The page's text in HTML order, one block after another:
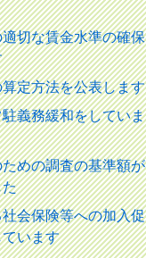
切な賃金水準の確保
定方法を公表します
義務緩和をしていま
めの調査の基準額が
た
会保険等への加入促
います